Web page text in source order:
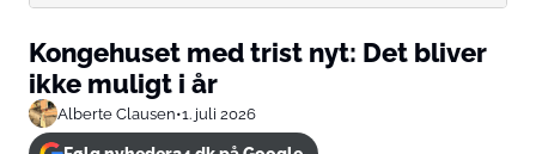
Kongehuset med trist nyt: Det bliver
ikke muligt i år
Alberte Clausen•1. juli 2026